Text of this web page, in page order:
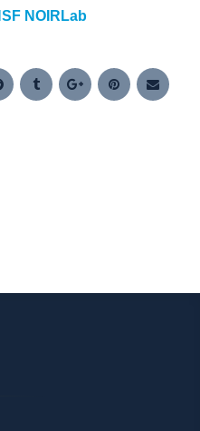
NOIRLab